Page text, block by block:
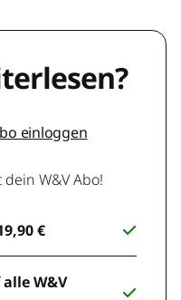
einloggen
W&V Abo!
€
W&V